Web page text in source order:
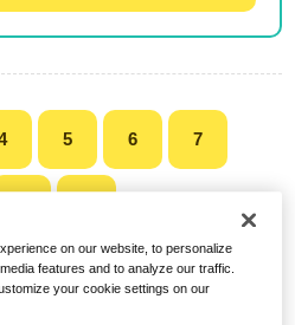
5 6 7
索結果
on our website, to personalize
features and to analyze our traffic.
your cookie settings on our